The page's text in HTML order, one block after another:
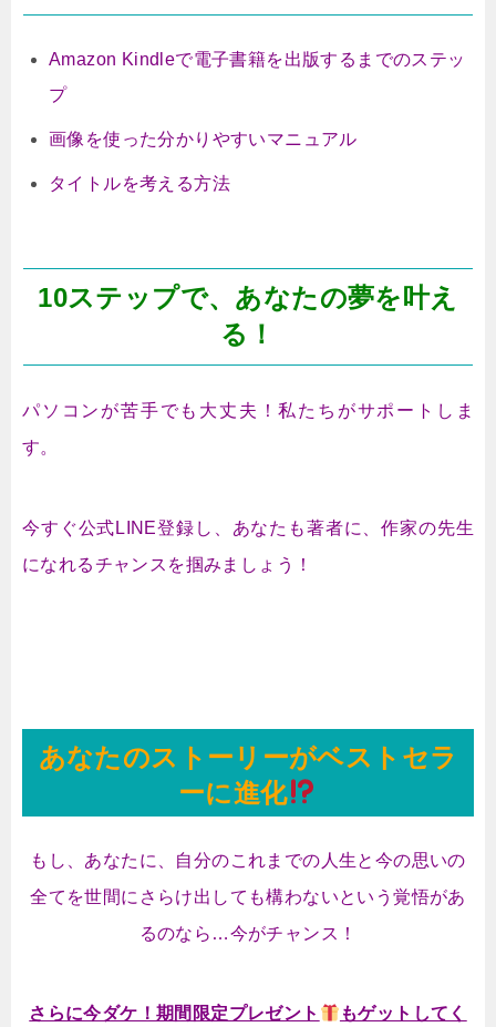
Amazon Kindleで電子書籍を出版するまでのステッ
プ
画像を使った分かりやすいマニュアル
タイトルを考える方法
10ステップで、あなたの夢を叶え
る！
パソコンが苦手でも大丈夫！私たちがサポートしま
す。
今すぐ公式LINE登録し、あなたも著者に、作家の先生
になれるチャンスを掴みましょう！
あなたのストーリーがベストセラ
ーに進化
もし、あなたに、自分のこれまでの人生と今の思いの
全てを世間にさらけ出しても構わないという覚悟があ
るのなら…今がチャンス！
さらに今ダケ！期間限定プレゼント
もゲットしてく